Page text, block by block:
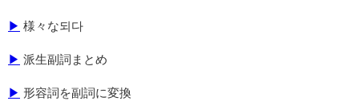
▶ 様々な되다
▶ 派生副詞まとめ
▶ 形容詞を副詞に変換